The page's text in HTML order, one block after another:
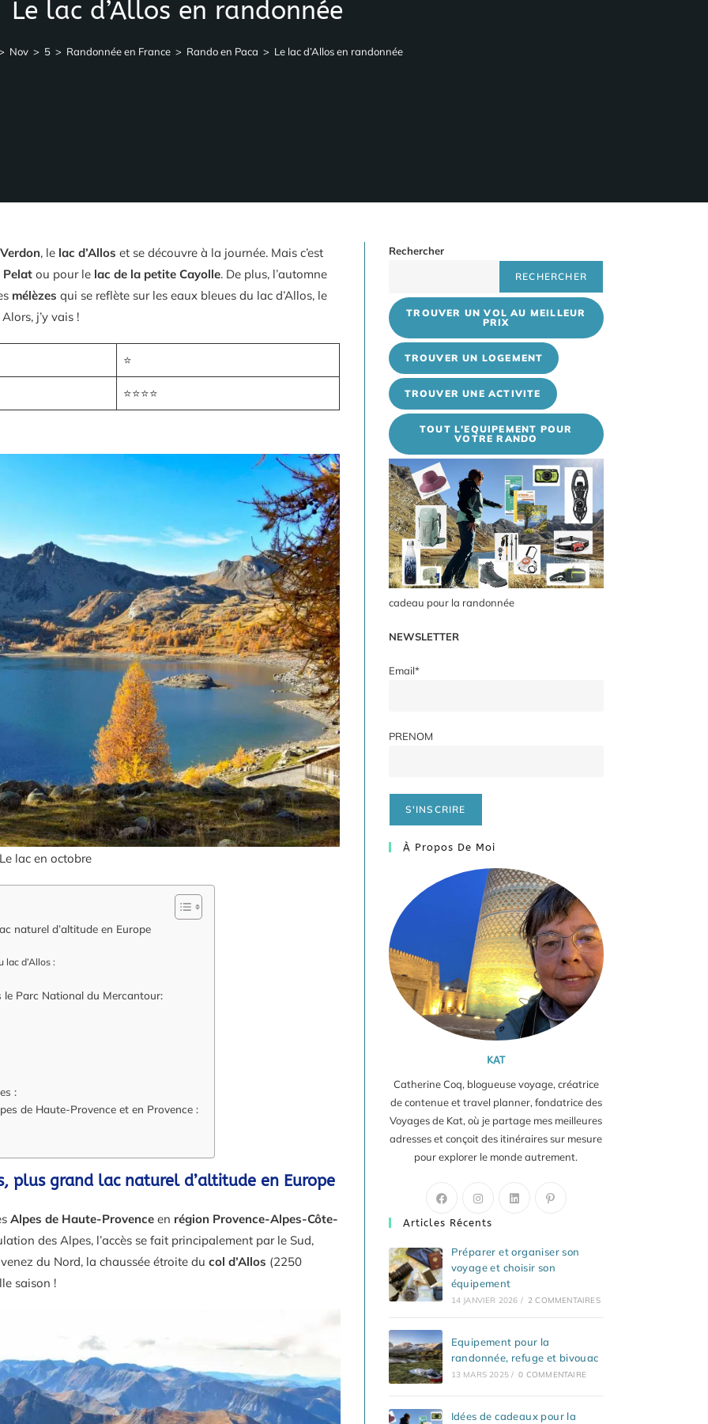
Le lac d’Allos en randonnée
Nov > 5 > Randonnée en France > Rando en Paca > Le lac d’Allos en randonnée
, le lac d’Allos et se découvre à la journée. Mais c’est
Pelat ou pour le lac de la petite Cayolle. De plus, l’automne
mélèzes qui se reflète sur les eaux bleues du lac d’Allos, le
Alors, j’y vais !
⭐
⭐⭐⭐⭐
Le lac en octobre
naturel d’altitude en Europe
d’Allos :
Parc National du Mercantour:
:
de Haute-Provence et en Provence :
plus grand lac naturel d’altitude en Europe
Alpes de Haute-Provence en région Provence-Alpes-Côte-
des Alpes, l’accès se fait principalement par le Sud,
du Nord, la chaussée étroite du col d’Allos (2250
saison !
Rechercher
RECHERCHER
TROUVER UN VOL AU MEILLEUR
PRIX
TROUVER UN LOGEMENT
TROUVER UNE ACTIVITE
TOUT L'EQUIPEMENT POUR
VOTRE RANDO
cadeau pour la randonnée
NEWSLETTER
Email*
PRENOM
À Propos De Moi
KAT
Catherine Coq, blogueuse voyage, créatrice
de contenue et travel planner, fondatrice des
Voyages de Kat, où je partage mes meilleures
adresses et conçoit des itinéraires sur mesure
pour explorer le monde autrement.
S’ouvre
un
nouvel
onglet
S’ouvre
nouvel
onglet
S’ouvre
nouvel
onglet
nouvel
Articles Récents
Préparer et organiser son
voyage et choisir son
équipement
14 JANVIER 2026 / 2 COMMENTAIRES
Equipement pour la
randonnée, refuge et bivouac
13 MARS 2025 / 0 COMMENTAIRE
Idées de cadeaux pour la